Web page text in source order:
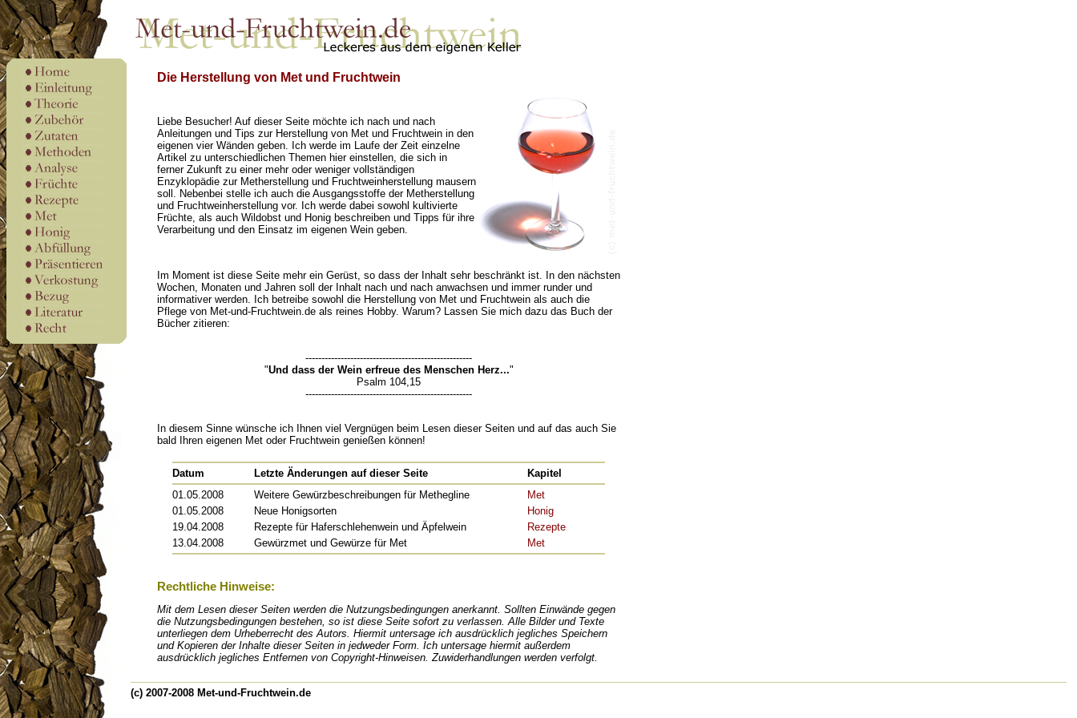
Die Herstellung von Met und Fruchtwein
Liebe Besucher! Auf dieser Seite möchte ich nach und nach
Anleitungen und Tips zur Herstellung von Met und Fruchtwein in den
eigenen vier Wänden geben. Ich werde im Laufe der Zeit einzelne
Artikel zu unterschiedlichen Themen hier einstellen, die sich in
ferner Zukunft zu einer mehr oder weniger vollständigen
Enzyklopädie zur Metherstellung und Fruchtweinherstellung mausern
soll. Nebenbei stelle ich auch die Ausgangsstoffe der Metherstellung
und Fruchtweinherstellung vor. Ich werde dabei sowohl kultivierte
Früchte, als auch Wildobst und Honig beschreiben und Tipps für ihre
Verarbeitung und den Einsatz im eigenen Wein geben.
Im Moment ist diese Seite mehr ein Gerüst, so dass der Inhalt sehr beschränkt ist. In den nächsten
Wochen, Monaten und Jahren soll der Inhalt nach und nach anwachsen und immer runder und
informativer werden. Ich betreibe sowohl die Herstellung von Met und Fruchtwein als auch die
Pflege von Met-und-Fruchtwein.de als reines Hobby. Warum? Lassen Sie mich dazu das Buch der
Bücher zitieren:
----------------------------------------------------
"Und dass der Wein erfreue des Menschen Herz..."
Psalm 104,15
----------------------------------------------------
In diesem Sinne wünsche ich Ihnen viel Vergnügen beim Lesen dieser Seiten und auf das auch Sie
bald Ihren eigenen Met oder Fruchtwein genießen können!
Datum Letzte Änderungen auf dieser Seite
Kapitel
01.05.2008
Weitere Gewürzbeschreibungen für Methegline
Met
01.05.2008
Neue Honigsorten
Honig
19.04.2008
Rezepte für Haferschlehenwein und Äpfelwein
Rezepte
13.04.2008
Gewürzmet und Gewürze für Met Met
Rechtliche Hinweise:
Mit dem Lesen dieser Seiten werden die Nutzungsbedingungen anerkannt. Sollten Einwände gegen
die Nutzungsbedingungen bestehen, so ist diese Seite sofort zu verlassen. Alle Bilder und Texte
unterliegen dem Urheberrecht des Autors. Hiermit untersage ich ausdrücklich jegliches Speichern
und Kopieren der Inhalte dieser Seiten in jedweder Form. Ich untersage hiermit außerdem
ausdrücklich jegliches Entfernen von Copyright-Hinweisen. Zuwiderhandlungen werden verfolgt.
(c) 2007-2008 Met-und-Fruchtwein.de